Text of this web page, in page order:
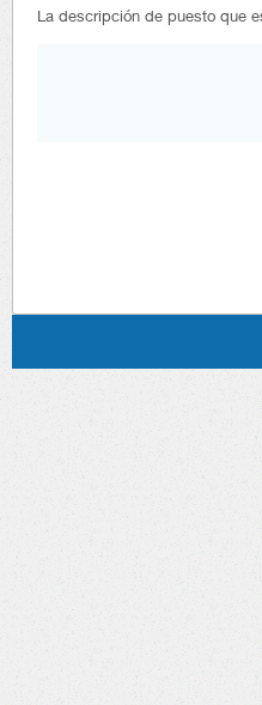
La descripción de puesto que